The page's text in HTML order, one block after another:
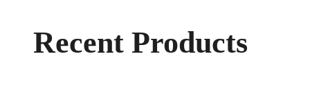
Recent Products